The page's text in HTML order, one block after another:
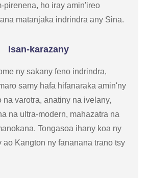
pirenena, ho iray amin'ireo
matanjaka indrindra any Sina.
Isan-karazany
ny sakany feno indrindra,
samy hafa hifanaraka amin'ny
na varotra, anatiny na ivelany,
na ultra-modern, mahazatra na
Tongasoa ihany koa ny
ao Kangton ny fananana trano tsy